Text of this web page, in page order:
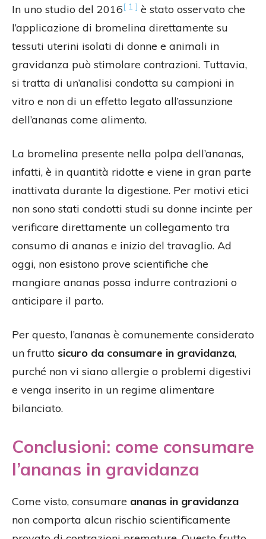
In uno studio del 2016[ 1 ] è stato osservato che
l’applicazione di bromelina direttamente su
tessuti uterini isolati di donne e animali in
gravidanza può stimolare contrazioni. Tuttavia,
si tratta di un’analisi condotta su campioni in
vitro e non di un effetto legato all’assunzione
dell’ananas come alimento.
La bromelina presente nella polpa dell’ananas,
infatti, è in quantità ridotte e viene in gran parte
inattivata durante la digestione. Per motivi etici
non sono stati condotti studi su donne incinte per
verificare direttamente un collegamento tra
consumo di ananas e inizio del travaglio. Ad
oggi, non esistono prove scientifiche che
mangiare ananas possa indurre contrazioni o
anticipare il parto.
Per questo, l’ananas è comunemente considerato
un frutto sicuro da consumare in gravidanza,
purché non vi siano allergie o problemi digestivi
e venga inserito in un regime alimentare
bilanciato.
Conclusioni: come consumare
l’ananas in gravidanza
Come visto, consumare ananas in gravidanza
non comporta alcun rischio scientificamente